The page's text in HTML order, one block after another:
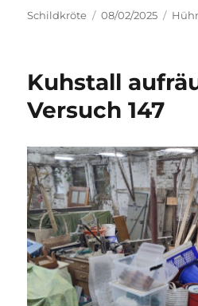
Autor
Schildkröte
Veröffentlicht
08/02/2025
Kuhstall
Versuch 147